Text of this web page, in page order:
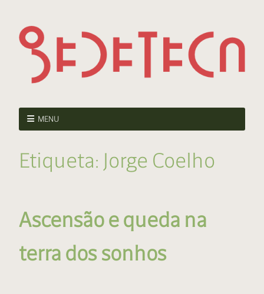
MENU
Etiqueta: Jorge Coelho
Ascensão e queda na
terra dos sonhos